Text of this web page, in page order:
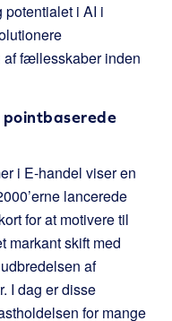
potentialet i AI i
fællesskaber inden
i E-handel viser en
lancerede
for at motivere til
markant skift med
af
I dag er disse
for mange